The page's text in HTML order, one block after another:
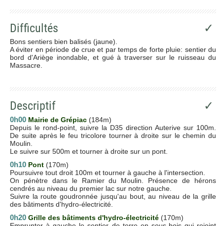
Difficultés ✓
Bons sentiers bien balisés (jaune).
A éviter en période de crue et par temps de forte pluie: sentier du
bord d'Ariège inondable, et gué à traverser sur le ruisseau du
Massacre.
Descriptif ✓
0h00 Mairie de Grépiac (184m)
Depuis le rond-point, suivre la D35 direction Auterive sur 100m.
De suite après le feu tricolore tourner à droite sur le chemin du
Moulin.
Le suivre sur 500m et tourner à droite sur un pont.
0h10 Pont (170m)
Poursuivre tout droit 100m et tourner à gauche à l'intersection.
On pénètre dans le Ramier du Moulin. Présence de hérons
cendrés au niveau du premier lac sur notre gauche.
Suivre la route goudronnée jusqu'au bout, au niveau de la grille
des bâtiments d'hydro-électricité.
0h20 Grille des bâtiments d'hydro-électricité (170m)